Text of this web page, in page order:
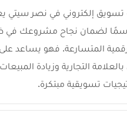
تسويق إلكتروني في نصر سيتي
لضمان نجاح مشروعك في
المتسارعة. فهو يساعد على
التجارية وزيادة
تسويقية مبتكرة.